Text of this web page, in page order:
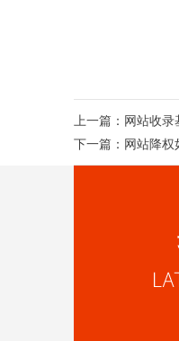
上一篇： 网站收录
下一篇： 网站降权